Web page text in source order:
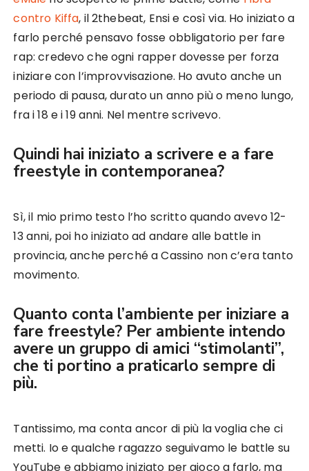
contro Kiffa, il 2thebeat, Ensi e così via. Ho iniziato a
farlo perché pensavo fosse obbligatorio per fare
rap: credevo che ogni rapper dovesse per forza
iniziare con l’improvvisazione. Ho avuto anche un
periodo di pausa, durato un anno più o meno lungo,
fra i 18 e i 19 anni. Nel mentre scrivevo.
Quindi hai iniziato a scrivere e a fare
freestyle in contemporanea?
Sì, il mio primo testo l’ho scritto quando avevo 12-
13 anni, poi ho iniziato ad andare alle battle in
provincia, anche perché a Cassino non c’era tanto
movimento.
Quanto conta l’ambiente per iniziare a
fare freestyle? Per ambiente intendo
avere un gruppo di amici “stimolanti”,
che ti portino a praticarlo sempre di
più.
Tantissimo, ma conta ancor di più la voglia che ci
metti. Io e qualche ragazzo seguivamo le battle su
YouTube e abbiamo iniziato per gioco a farlo, ma